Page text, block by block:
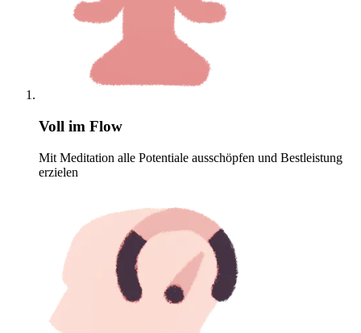
Voll im Flow
Mit Meditation alle Potentiale ausschöpfen und Bestleistung
erzielen